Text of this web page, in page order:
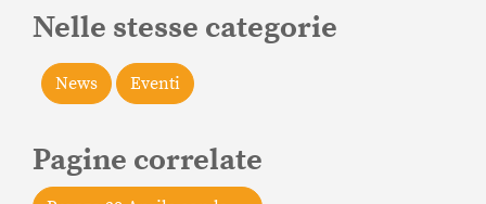
Nelle stesse categorie
News Eventi
Pagine correlate